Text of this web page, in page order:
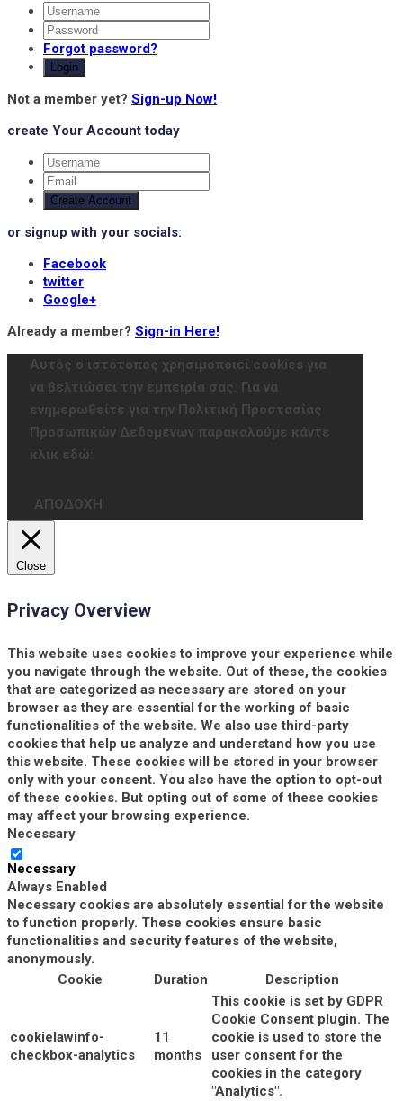
Forgot password?
Login
Not a member yet? Sign-up Now!
create Your Account today
Create Account
or signup with your socials:
Facebook
twitter
Google+
Already a member? Sign-in Here!
Αυτός ο ιστότοπος χρησιμοποιεί cookies για
να βελτιώσει την εμπειρία σας. Για να
ενημερωθείτε για την Πολιτική Προστασίας
Προσωπικών Δεδομένων παρακαλούμε κάντε
κλικ εδώ:
ΑΠΟΔΟΧΗ
Close
Privacy Overview
This website uses cookies to improve your experience while
you navigate through the website. Out of these, the cookies
that are categorized as necessary are stored on your
browser as they are essential for the working of basic
functionalities of the website. We also use third-party
cookies that help us analyze and understand how you use
this website. These cookies will be stored in your browser
only with your consent. You also have the option to opt-out
of these cookies. But opting out of some of these cookies
may affect your browsing experience.
Necessary
Necessary
Always Enabled
Necessary cookies are absolutely essential for the website
to function properly. These cookies ensure basic
functionalities and security features of the website,
anonymously.
Cookie
Duration Description
cookielawinfo-
checkbox-analytics
11
months
This cookie is set by GDPR
Cookie Consent plugin. The
cookie is used to store the
user consent for the
cookies in the category
"Analytics".